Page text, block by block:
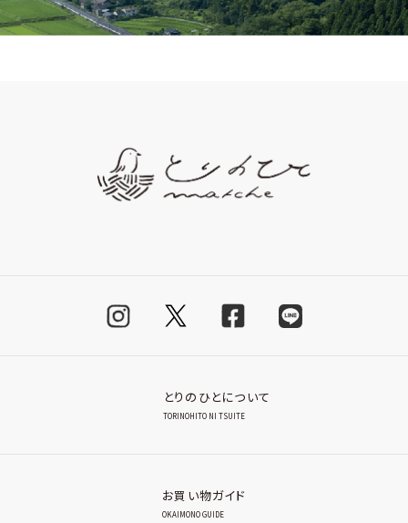
とりのひとについて
TORINOHITO NI TSUITE
お買い物ガイド
OKAIMONO GUIDE